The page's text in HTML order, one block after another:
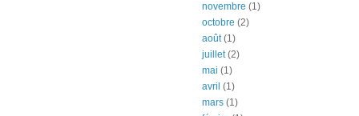
novembre (1)
octobre (2)
août(1)
juillet(2)
mai (1)
avril (1)
mars (1)